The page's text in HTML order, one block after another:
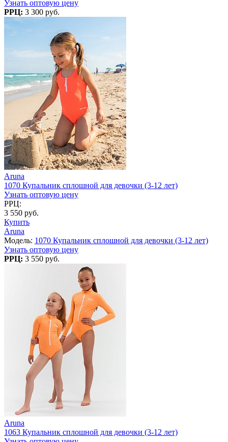
Узнать оптовую цену
РРЦ: 3 300 руб.
Aruna
1070 Купальник сплошной для девочки (3-12 лет)
Узнать оптовую цену
РРЦ:
3 550 руб.
Купить
Aruna
Модель: 1070 Купальник сплошной для девочки (3-12 лет)
Узнать оптовую цену
РРЦ: 3 550 руб.
Aruna
1063 Купальник сплошной для девочки (3-12 лет)